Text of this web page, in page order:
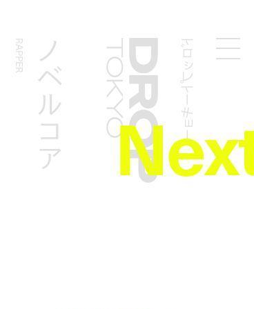
Droptokyo ドロップトーキョー
ノベルコア
RAPPER